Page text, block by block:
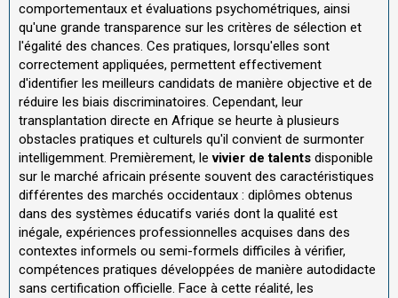
comportementaux et évaluations psychométriques, ainsi
qu'une grande transparence sur les critères de sélection et
l'égalité des chances. Ces pratiques, lorsqu'elles sont
correctement appliquées, permettent effectivement
d'identifier les meilleurs candidats de manière objective et de
réduire les biais discriminatoires. Cependant, leur
transplantation directe en Afrique se heurte à plusieurs
obstacles pratiques et culturels qu'il convient de surmonter
intelligemment. Premièrement, levivier de talents disponible
sur le marché africain présente souvent des caractéristiques
différentes des marchés occidentaux : diplômes obtenus
dans des systèmes éducatifs variés dont la qualité est
inégale, expériences professionnelles acquises dans des
contextes informels ou semi-formels difficiles à vérifier,
compétences pratiques développées de manière autodidacte
sans certification officielle. Face à cette réalité, les